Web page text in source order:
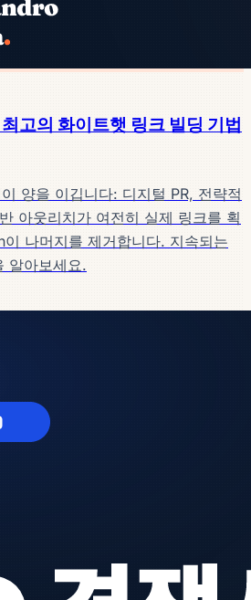
고의 화이트햇 링크 빌딩 기법
양을 이깁니다: 디지털 PR, 전략적
아웃리치가 여전히 실제 링크를 획
나머지를 제거합니다. 지속되는
알아보세요.